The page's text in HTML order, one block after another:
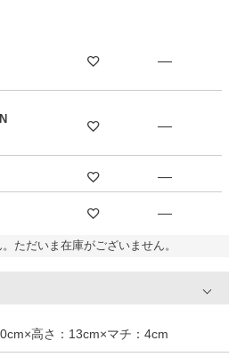
—
—
—
—
ただいま在庫がございません。
高さ：13cm×マチ：4cm